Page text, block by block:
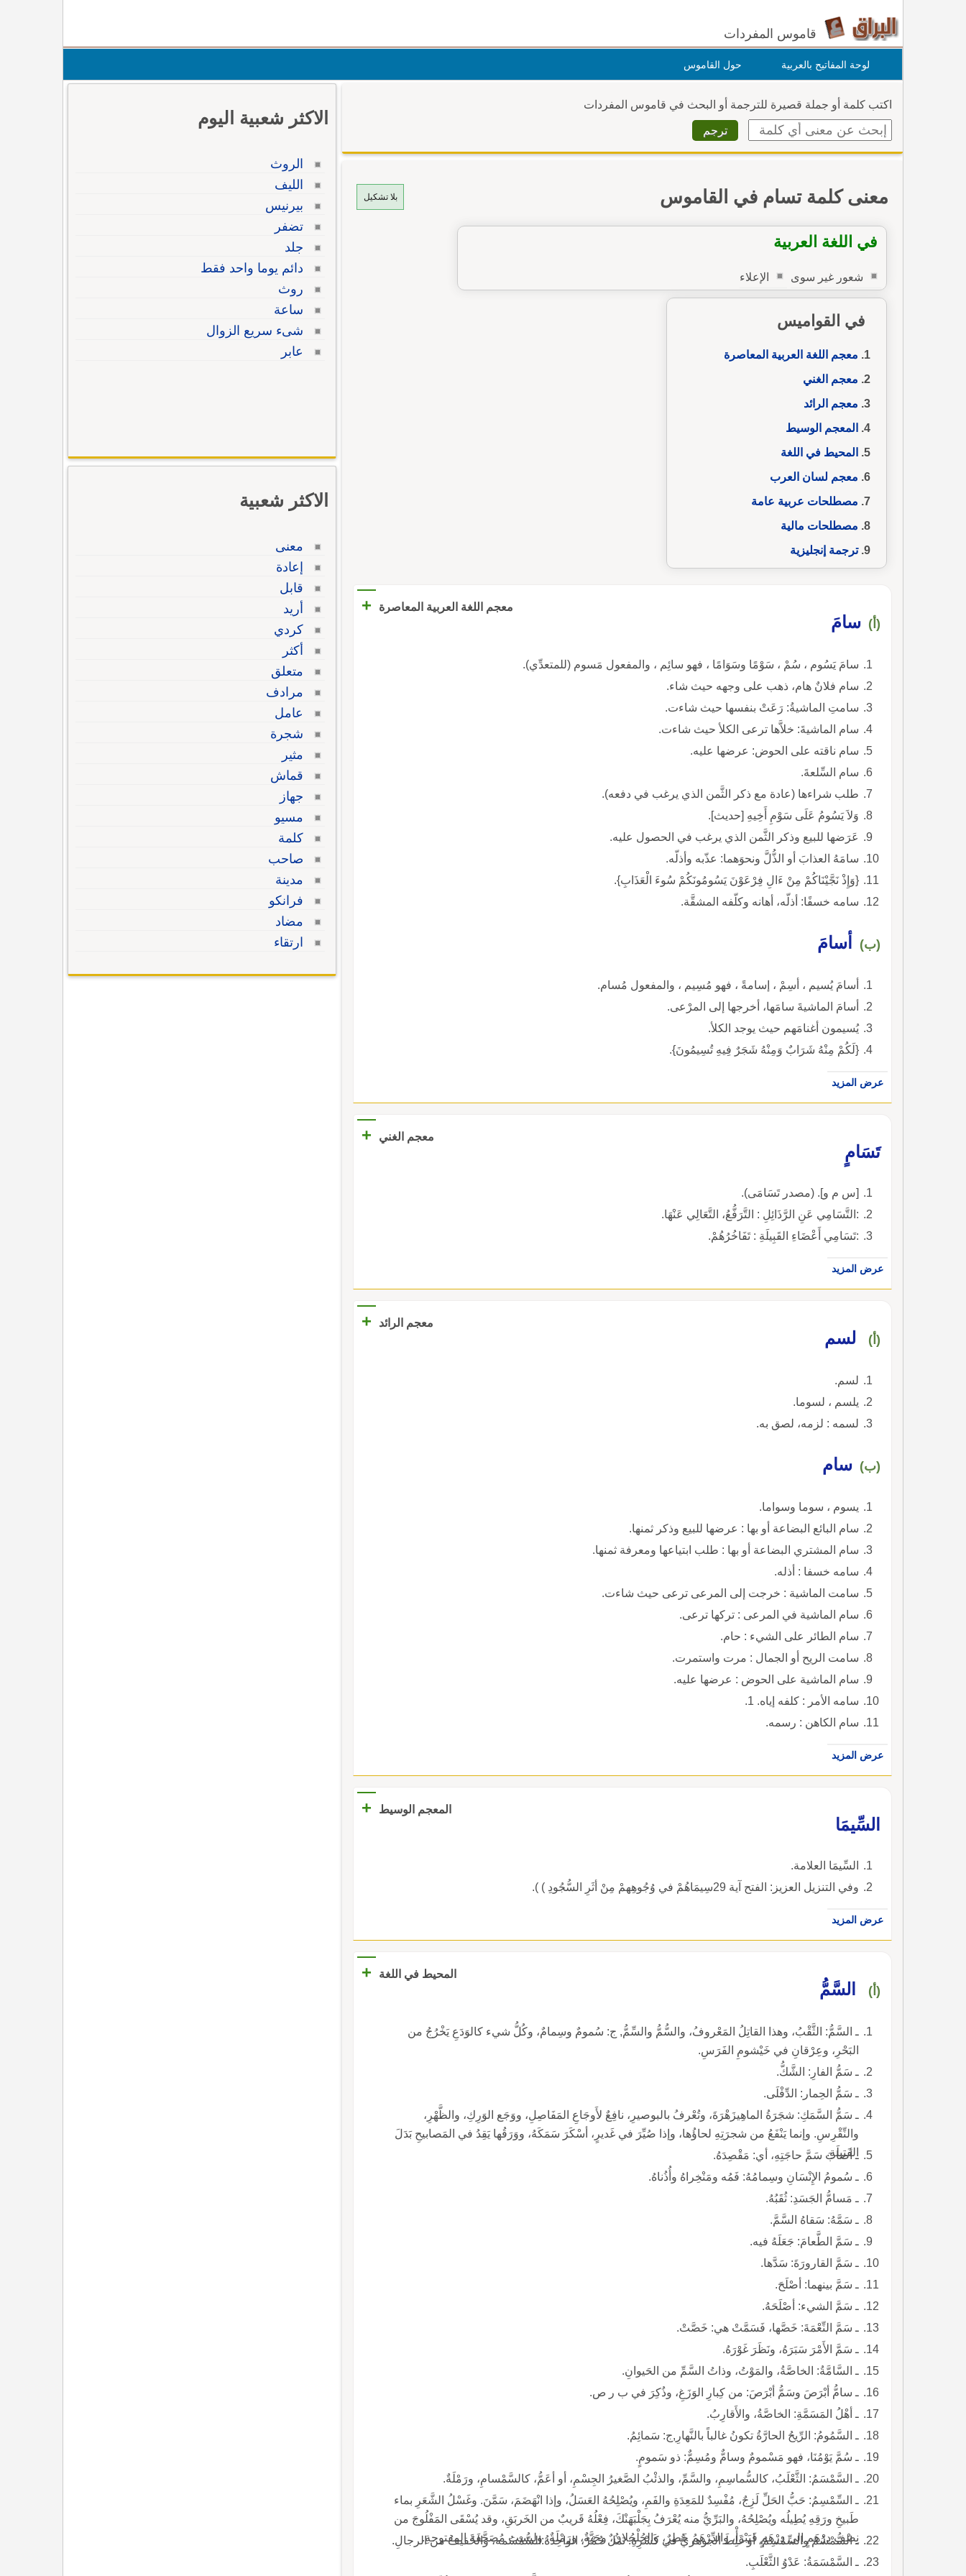
قاموس المفردات
لوحة المفاتيح بالعربية حول القاموس
اكتب كلمة أو جملة قصيرة للترجمة أو البحث في قاموس المفردات
بلا تشكيل معنى كلمة تسام في القاموس
في اللغة العربية
شعور غير سوى الإعلاء
في القواميس
معجم اللغة العربية المعاصرة
معجم الغني
معجم الرائد
المعجم الوسيط
المحيط في اللغة
معجم لسان العرب
مصطلحات عربية عامة
مصطلحات مالية
ترجمة إنجليزية
معجم اللغة العربية المعاصرة +
(أ) سامَ
سامَ يَسُوم ، سُمْ ، سَوْمًا وسَوَامًا ، فهو سائِم ، والمفعول مَسوم (للمتعدِّي).
سام فلانٌ هام، ذهب على وجهه حيث شاء.
سامتِ الماشيةُ: رَعَتْ بنفسها حيث شاءت.
سام الماشيةَ: خلاَّها ترعى الكلأ حيث شاءت.
سام ناقته على الحوض: عرضها عليه.
سام السِّلعةَ.
طلب شراءها (عادة مع ذكر الثَّمن الذي يرغب في دفعه).
وَلاَ يَسُومُ عَلَى سَوْمِ أَخِيهِ [حديث].
عَرَضها للبيع وذكر الثَّمن الذي يرغب في الحصول عليه.
سامَهُ العذابَ أو الذُّلَّ ونحوَهما: عذّبه وأذلّه.
{وَإِذْ نَجَّيْنَاكُمْ مِنْ ءَالِ فِرْعَوْنَ يَسُومُونَكُمْ سُوءَ الْعَذَابِ}.
سامه خسفًا: أذلّه، أهانه وكلّفه المشقَّة.
(ب) أسامَ
أسامَ يُسيم ، أسِمْ ، إسامةً ، فهو مُسِيم ، والمفعول مُسام.
أسامَ الماشيةَ سامَها، أخرجها إلى المرْعى.
يُسيمون أغنامَهم حيث يوجد الكلأ.
{لَكُمْ مِنْهُ شَرَابٌ وَمِنْهُ شَجَرٌ فِيهِ تُسِيمُونَ}.
عرض المزيد
معجم الغني
+
تَسَامٍ
[س م و]. (مصدر تَسَامَى).
:التَّسَامِي عَنِ الرَّذَائِلِ : التَّرَفُّعُ، التَّعَالِي عَنْهَا.
:تَسَامِي أَعْضَاءِ القَبِيلَةِ : تَفَاخُرُهُمْ.
عرض المزيد
معجم الرائد +
(أ) لسم
لسم.
يلسم ، لسوما.
لسمه : لزمه، لصق به.
(ب) سام
يسوم ، سوما وسواما.
سام البائع البضاعة أو بها : عرضها للبيع وذكر ثمنها.
سام المشتري البضاعة أو بها : طلب ابتياعها ومعرفة ثمنها.
سامه خسفا : أذله.
سامت الماشية : خرجت إلى المرعى ترعى حيث شاءت.
سام الماشية في المرعى : تركها ترعى.
سام الطائر على الشيء : حام.
سامت الريح أو الجمال : مرت واستمرت.
سام الماشية على الحوض : عرضها عليه.
سامه الأمر : كلفه إياه. 1.
سام الكاهن : رسمه.
عرض المزيد
المعجم الوسيط
+
السِّيمَا
السِّيمَا العلامة.
وفي التنزيل العزيز: الفتح آية 29سِيمَاهُمْ في وُجُوهِهمْ مِنْ أثَرِ السُّجُودِ ) ).
عرض المزيد
المحيط في اللغة +
(أ) السَّمُّ
ـ السَّمُّ: الثَّقْبُ، وهذا القاتِلُ المَعْروفُ، والسُّمُّ والسِّمُّ, ج: سُمومٌ وسِمامٌ، وكُلُّ شيء كالوَدَعِ يَخْرُجُ من
البَحْرِ، وعِرْقانِ في خَيْشومِ الفَرَسِ.
ـ سَمُّ الفارِ: الشَّكُّ.
ـ سَمُّ الحِمار: الدِّفْلَى.
ـ سَمُّ السَّمَكِ: شجَرَةُ الماهِيزَهْرَةَ، وتُعْرفُ بالبوصيرِ، نافِعٌ لأَوجَاعِ المَفَاصِلِ، ووَجَع الوَرِكِ، والظَّهْرِ،
والنِّقْرِسِ. وإنما يَنْفَعُ من شجرَتِهِ لحاؤُها، وإذا صُيِّرَ في غَديرٍ، أسْكَرَ سَمَكَهُ، ووَرَقُها يَقِدُ في المَصابيحِ بَدَلَ
الفَتيلَةِ.
ـ أصابَ سَمَّ حاجَتِهِ، أي: مَقْصِدَهُ.
ـ سُمومُ الإِنْسَانِ وسِمامُهُ: فَمُه ومَنْخِراهُ وأُذُناهُ.
ـ مَسامُّ الجَسَدِ: ثُقَبُهُ.
ـ سَمَّهُ: سَقاهُ السَّمَّ.
ـ سَمَّ الطَّعامَ: جَعَلَهُ فيه.
ـ سَمَّ القارورَةَ: سَدَّها.
ـ سَمَّ بينهما: أصْلَحَ.
ـ سَمَّ الشيء: أصْلَحَهُ.
ـ سَمَّ النِّعْمَةَ: خَصَّها، فَسَمَّتْ هي: خَصَّتْ.
ـ سَمَّ الأَمْرَ سَبَرَهُ، ونَظَرَ غَوْرَهُ.
ـ السَّامَّةُ: الخاصَّةُ، والمَوْتُ، وذاتُ السَّمِّ من الحَيوانِ.
ـ سامُّ أبْرَصَ وسَمُّ أبْرَصَ: من كِبارِ الوَزَغِ، وذُكِرَ في ب ر ص.
ـ أهْلُ المَسَمَّةِ: الخاصَّةُ، والأَقارِبُ.
ـ السَّمُومُ: الرِّيحُ الحارَّةُ تكونُ غالباً بالنَّهارِ,ج: سَمائِمُ.
ـ سُمَّ يَوْمُنَا، فهو مَسْمومٌ وسامٌّ ومُسِمٌّ: ذو سَمومٍ.
ـ السَّمْسَمُ: الثَّعْلَبُ، كالسُّماسِمِ، والسَّمِّ، والذئْبُ الصَّغيرُ الجِسْمِ، أو أعَمُّ، كالسَّمْسامِ، ورَمْلَةٌ.
ـ السِّمْسِمُ: حَبُّ الحَلِّ لَزِجٌ، مُفْسِدٌ للمَعِدَةِ والفَمِ، ويُصْلِحُهُ العَسَلُ، وإذا انْهَضَمَ، سَمَّنَ. وغَسْلُ الشَّعَرِ بماء
طَبيخِ ورَقِهِ يُطِيلُه ويُصْلِحُهُ، والبَرِّيُّ منه يُعْرَفُ بِجَلْبَهَنْكَ، فِعْلُهُ قَريبٌ من الخَربَقِ، وقد يُسْقَى المَفْلُوجَ من
نِصْفِ دِرْهَمٍ إلى دِرْهَمٍ فَيَبْرَأْ، والدِّرْهَمُ خَطِرٌ، والجُلْجُلانُ، وحَيَّةٌ، ورَمْلَةٌ، وليست مُصَحَّفَةَ المفتوحةِ.
ـ السُّمْسُمُ والسِّمْسِمُ، أو غَلِطَ الجوهريُّ في كَسْرِهِ: نَمْلٌ حُمْرٌ، الواحِدَةُ:السُّمْسُمه، والخَفيفُ من الرجالِ.
ـ السَّمْسَمَةُ: عَدْوُ الثَّعْلَبِ.
الاكثر شعبية اليوم
الروث
الليف
بيرنيس
تضفر
جلد
دائم يوما واحد فقط
روث
ساعة
شىء سريع الزوال
عابر
الاكثر شعبية
معنى
إعادة
قابل
أريد
كردي
أكثر
متعلق
مرادف
عامل
شجرة
مثير
قماش
جهاز
مسيو
كلمة
صاحب
مدينة
فرانكو
مضاد
ارتقاء